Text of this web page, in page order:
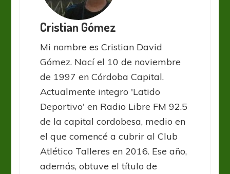
Cristian Gómez
Mi nombre es Cristian David
Gómez. Nací el 10 de noviembre
de 1997 en Córdoba Capital.
Actualmente integro 'Latido
Deportivo' en Radio Libre FM 92.5
de la capital cordobesa, medio en
el que comencé a cubrir al Club
Atlético Talleres en 2016. Ese año,
además, obtuve el título de